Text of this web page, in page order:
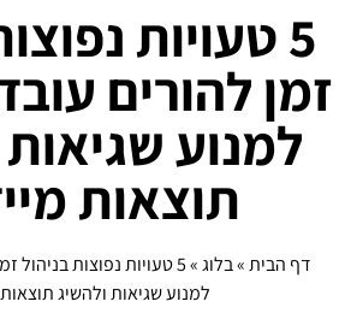
5 טעויות
זמן להורים
למנוע
תוצאות
דף הבית»בלוג»
5 טעויות נפוצות בניהול
למנוע שגיאות ולהשיג